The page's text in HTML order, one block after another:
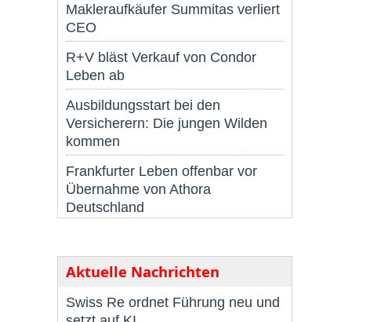
Makleraufkäufer Summitas verliert
CEO
R+V bläst Verkauf von Condor
Leben ab
Ausbildungsstart bei den
Versicherern: Die jungen Wilden
kommen
Frankfurter Leben offenbar vor
Übernahme von Athora
Deutschland
Aktuelle Nachrichten
Swiss Re ordnet Führung neu und